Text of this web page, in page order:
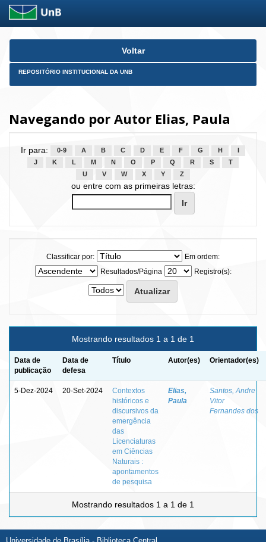
Skip
Voltar
REPOSITÓRIO INSTITUCIONAL DA UNB
Navegando por Autor Elias, Paula
Ir para: 0-9 A B C D E F G H
J
K L M N O P Q R S
T
U
V W X Y Z
ou entre com as primeiras letras:
Classificar por:
Em ordem:
Resultados/Página
Registro(s):
Mostrando resultados 1 a 1 de 1
Data de
publicação
Data de
defesa
Título Autor(es) Orientador(es)
5-Dez-2024 20-Set-2024
Contextos
históricos e
discursivos da
emergência
das
Licenciaturas
em Ciências
Naturais :
apontamentos
de pesquisa
Elias,
Paula
Santos, Andre
Vitor
Fernandes dos
Mostrando resultados 1 a 1 de 1
Universidade de Brasília - Biblioteca Central